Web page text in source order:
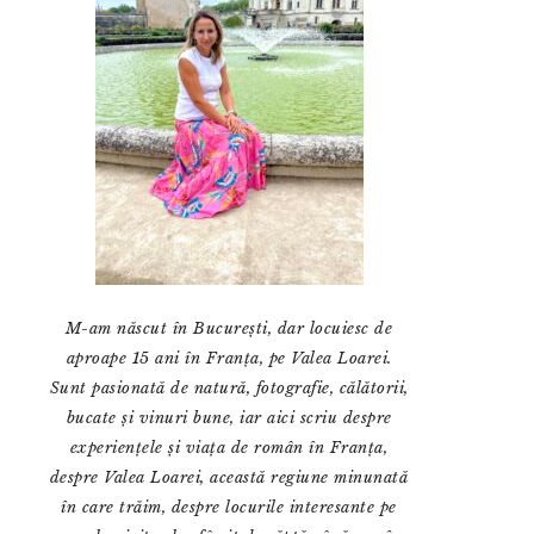
M-am născut în București, dar locuiesc de
aproape 15 ani în Franța, pe Valea Loarei.
Sunt pasionată de natură, fotografie, călătorii,
bucate și vinuri bune, iar aici scriu despre
experiențele și viața de român în Franța,
despre Valea Loarei, această regiune minunată
în care trăim, despre locurile interesante pe